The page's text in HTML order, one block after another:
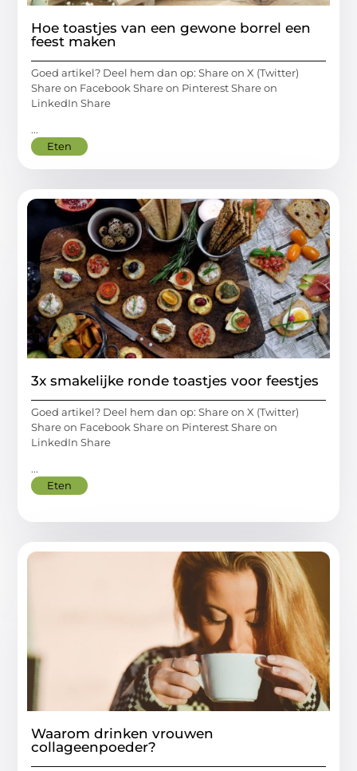
Hoe toastjes van een gewone borrel een
feest maken
Goed artikel? Deel hem dan op: Share on X (Twitter)
Share on Facebook Share on Pinterest Share on
LinkedIn Share
...
Eten
3x smakelijke ronde toastjes voor feestjes
Goed artikel? Deel hem dan op: Share on X (Twitter)
Share on Facebook Share on Pinterest Share on
LinkedIn Share
...
Eten
Waarom drinken vrouwen
collageenpoeder?